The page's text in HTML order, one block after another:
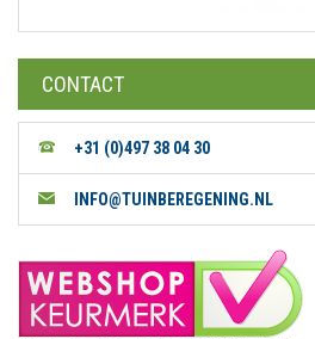
CONTACT
+31 (0)497 38 04 30
INFO@TUINBEREGENING.NL